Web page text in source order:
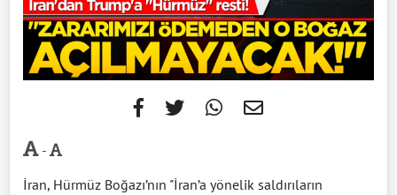
-
İran, Hürmüz Boğazı’nın "İran’a yönelik saldırıların